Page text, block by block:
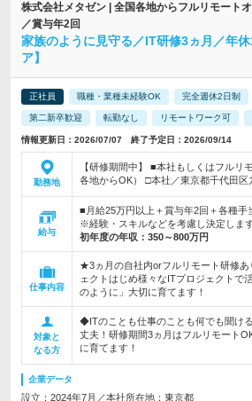
株式会社メタゼン | 全国各地からフルリモート
／賞与年2回
家族のように見守る／IT研修3ヵ月／年
ア】
正社員 職種・業種未経験OK 完全週休2日制
第二新卒歓迎 転勤なし リモートワーク可
情報更新日：2026/07/07 終了予定日：2026/09/14
勤務地
【研修期間中】 ■本社もしくはフルリ
各地からOK） □本社／東京都千代田区
給与
■月給25万円以上＋賞与年2回＋各種手
※経験・スキルなどを考慮し決定しま
初年度の年収： 350～800万円
仕事内容
★3ヵ月の自社内orフルリモート研修
ェクトはじめ様々なITプロジェクトで
のように」大切に育てます！
対象と
なる方
◆ITのことも仕事のことも何でも聞け
丈夫！研修期間3ヵ月はフルリモート
に育てます！
企業データ
設立：2024年7月／本社所在地：東京都